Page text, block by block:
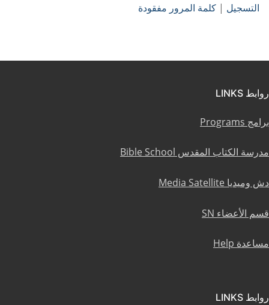
التسجيل | كلمة المرور مفقودة
روابط LINKS
برامج Programs
مدرسة الكتاب المقدس Bible School
دش وميديا Media Satellite
قسم الأعضاء SN
مساعدة Help
روابط LINKS